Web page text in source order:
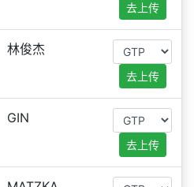
去上传
林俊杰
去上传
GIN
去上传